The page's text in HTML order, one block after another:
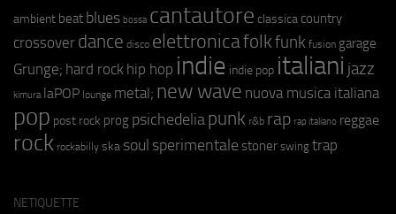
ambient beat blues bossa cantautore classica country
crossover dance disco elettronicafolkfunk fusion garage
Grunge; hard rock hip hop indie indie pop italiani jazz
kimura laPOP lounge metal; new wave nuova musica italiana
pop post rock prog psichedeliapunk r&b rap rap italiano reggae
rock rockabilly ska soul sperimentale stoner swing trap
NETIQUETTE